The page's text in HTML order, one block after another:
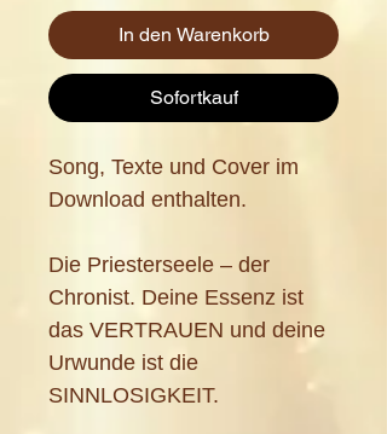
In den Warenkorb
Sofortkauf
Song, Texte und Cover im
Download enthalten.
Die Priesterseele – der
Chronist. Deine Essenz ist
das VERTRAUEN und deine
Urwunde ist die
SINNLOSIGKEIT.